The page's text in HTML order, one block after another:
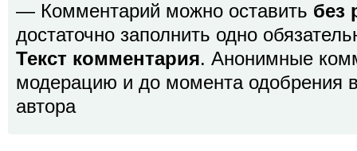
— Комментарий можно оставить без
достаточно заполнить одно
Текст комментария. Анонимные
модерацию и до момента одобрения
автора